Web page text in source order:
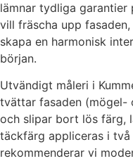
lämnar tydliga
vill fräscha upp
skapa en harmonisk
början.
Utvändigt måleri i
tvättar fasaden (mögel-
och slipar bort lös färg,
täckfärg appliceras i
rekommenderar vi